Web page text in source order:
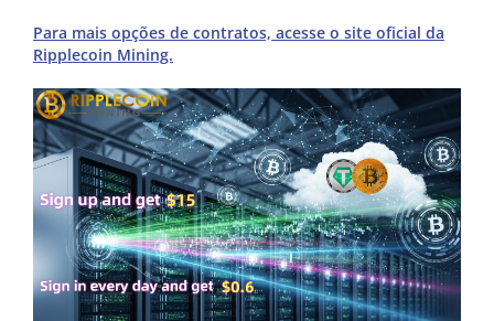
Para mais opções de contratos, acesse o site oficial da
Ripplecoin Mining.